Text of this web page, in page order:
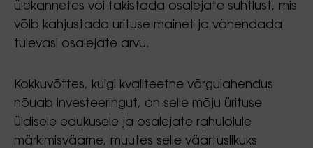
ülekannetes või takistada osalejate suhtlust, mis
võib kahjustada ürituse mainet ja vähendada
tulevasi osalejate arvu.
Kokkuvõttes, kuigi kvaliteetne võrgulahendus
nõuab investeeringut, on selle mõju ürituse
üldisele edukusele ja osalejate rahulolule
märkimisväärne, muutes selle väärtuslikuks